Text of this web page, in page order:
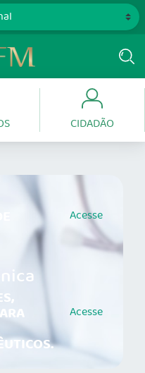
CIDADÃO
Acesse
Acesse